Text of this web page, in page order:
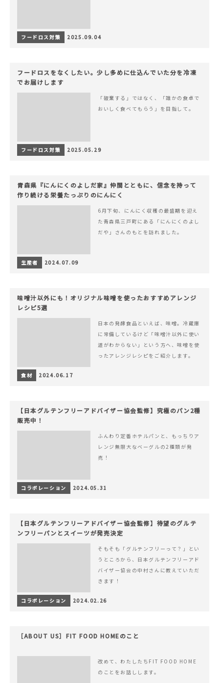
フードロス対策 2025.09.04
フードロスをなくしたい。少し多めに仕込んでいた分を冷凍
でお届けします
「破棄する」ではなく、「誰かの食卓で
おいしく食べてもらう」を目指して。
フードロス対策 2025.05.29
青森県『にんにくのよしだ家』仲間とともに、信念を持って
作り続ける栄養たっぷりのにんにく
6月下旬、にんにく収穫の最盛期を迎え
た青森県三戸町にある「にんにくのよし
だや」さんのもとを訪れました。
生産者 2024.07.09
味噌汁以外にも！オリジナル味噌を使ったおすすめアレンジ
レシピ5選
日本の発酵食品といえば、味噌。冷蔵庫
に常備しているけど「味噌汁以外に使い
道がわからない」という方へ、味噌を使
ったアレンジレシピをご紹介します。
食材 2024.06.17
【日本グルテンフリーアドバイザー協会監修】究極のパン2種
販売中！
ふんわり定番ホテルパンと、もっちりア
レンジ無限大なベーグルの2種類が発
売！
コラボレーション 2024.05.31
【日本グルテンフリーアドバイザー協会監修】待望のグルテ
ンフリーパンとスイーツが発売決定
そもそも「グルテンフリーって？」とい
うところから、日本グルテンフリーアド
バイザー協会の中村さんに教えていただ
きます！
コラボレーション 2024.02.26
［ABOUT US］FIT FOOD HOMEのこと
改めて、わたしたちFIT FOOD HOME
のことをお話しします。